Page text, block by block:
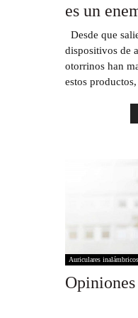
es un
Desde que
dispositivos de
otorrinos han
estos
Auriculares inalámbricos